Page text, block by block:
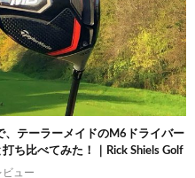
、テーラーメイドのM6ドライバー
ち比べてみた！｜Rick Shiels Golf
ビュー